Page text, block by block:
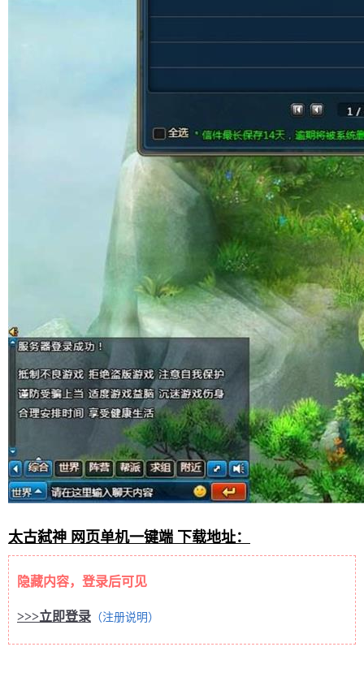
太古弑神 网页单机一键端 下载地址：
隐藏内容，登录后可见
>>>立即登录 （注册说明）